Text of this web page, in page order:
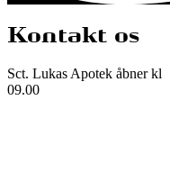
Kontakt os
Sct. Lukas Apotek åbner kl
09.00